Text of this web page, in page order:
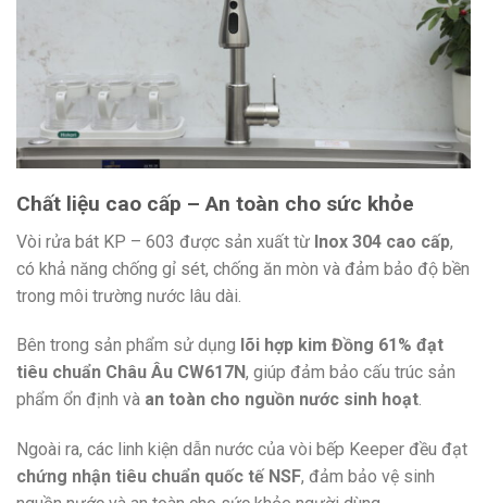
Chất liệu cao cấp – An toàn cho sức khỏe
Vòi rửa bát KP – 603 được sản xuất từ Inox 304 cao cấp,
có khả năng chống gỉ sét, chống ăn mòn và đảm bảo độ bền
trong môi trường nước lâu dài.
Bên trong sản phẩm sử dụng lõi hợp kim Đồng 61% đạt
tiêu chuẩn Châu Âu CW617N, giúp đảm bảo cấu trúc sản
phẩm ổn định và an toàn cho nguồn nước sinh hoạt.
Ngoài ra, các linh kiện dẫn nước của vòi bếp Keeper đều đạt
chứng nhận tiêu chuẩn quốc tế NSF, đảm bảo vệ sinh